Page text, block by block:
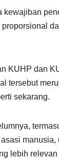
kewajiban
KUHP dan
tersebut
sekarang.
manusia,
lebih